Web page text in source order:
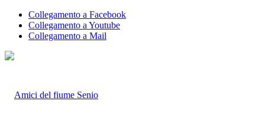
Collegamento a Facebook
Collegamento a Youtube
Collegamento a Mail